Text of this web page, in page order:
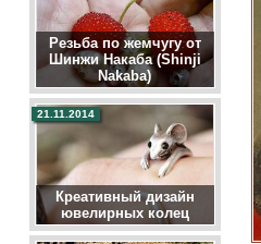
Резьба по жемчугу от
Шинжи Накаба (Shinji
Nakaba)
Креативный дизайн
ювелирных колец
21.11.2014